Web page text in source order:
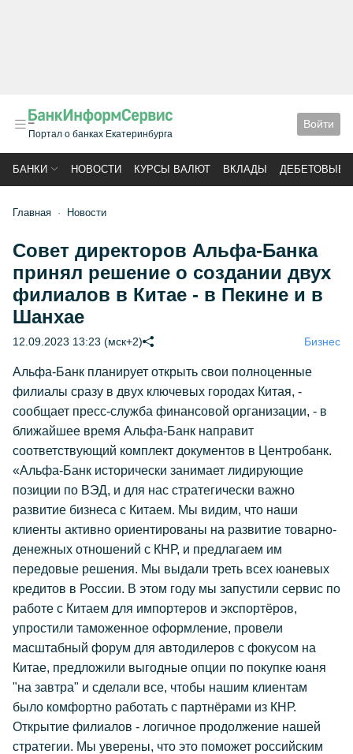
Портал о банках Екатеринбурга
Войти
БАНКИ НОВОСТИ КУРСЫ ВАЛЮТ ВКЛАДЫ ДЕБЕТОВЫЕ
Главная Новости
Совет директоров Альфа-Банка
принял решение о создании двух
филиалов в Китае - в Пекине и в
Шанхае
12.09.2023 13:23 (мск+2) Бизнес
Альфа-Банк планирует открыть свои полноценные
филиалы сразу в двух ключевых городах Китая, -
сообщает пресс-служба финансовой организации, - в
ближайшее время Альфа-Банк направит
соответствующий комплект документов в Центробанк.
«Альфа-Банк исторически занимает лидирующие
позиции по ВЭД, и для нас стратегически важно
развитие бизнеса с Китаем. Мы видим, что наши
клиенты активно ориентированы на развитие товарно-
денежных отношений с КНР, и предлагаем им
передовые решения. Мы выдали треть всех юаневых
кредитов в России. В этом году мы запустили сервис по
работе с Китаем для импортеров и экспортёров,
упростили таможенное оформление, провели
масштабный форум для автодилеров с фокусом на
Китае, предложили выгодные опции по покупке юаня
"на завтра" и сделали все, чтобы нашим клиентам
было комфортно работать с партнёрами из КНР.
Открытие филиалов - логичное продолжение нашей
стратегии. Мы уверены, что это поможет российским